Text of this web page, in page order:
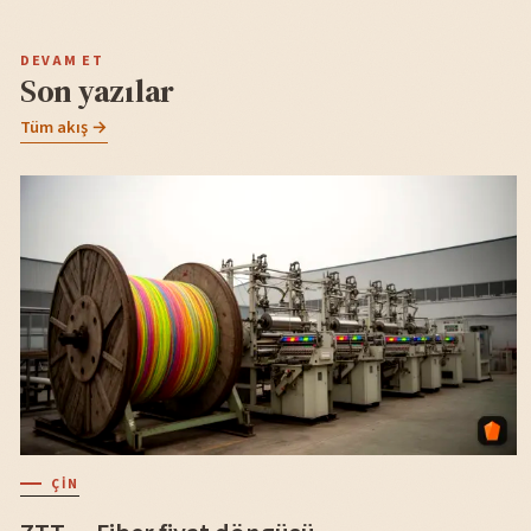
DEVAM ET
Son yazılar
Tüm akış →
ÇIN